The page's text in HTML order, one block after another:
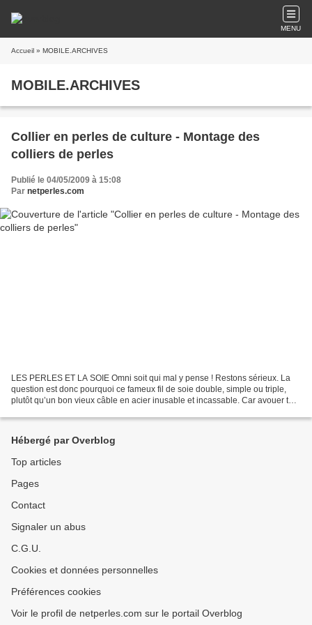
MENU
Accueil » MOBILE.ARCHIVES
MOBILE.ARCHIVES
Collier en perles de culture - Montage des
colliers de perles
Publié le 04/05/2009 à 15:08
Par netperles.com
LES PERLES ET LA SOIE Omni soit qui mal y pense ! Restons sérieux. La
question est donc pourquoi ce fameux fil de soie double, simple ou triple,
plutôt qu’un bon vieux câble en acier inusable et incassable. Car avouer tout
Hébergé par Overblog
Top articles
Pages
Contact
Signaler un abus
C.G.U.
Cookies et données personnelles
Préférences cookies
Voir le profil de netperles.com sur le portail Overblog